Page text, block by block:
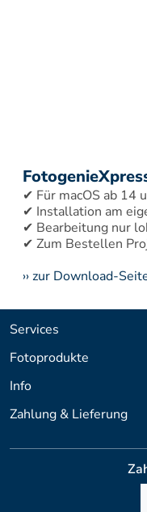
✔ Für macOS ab 14
✔ Installation am
✔ Bearbeitung nur
›› zur Download-
Services
Fotoprodukte
Info
Zahlung & Lieferung